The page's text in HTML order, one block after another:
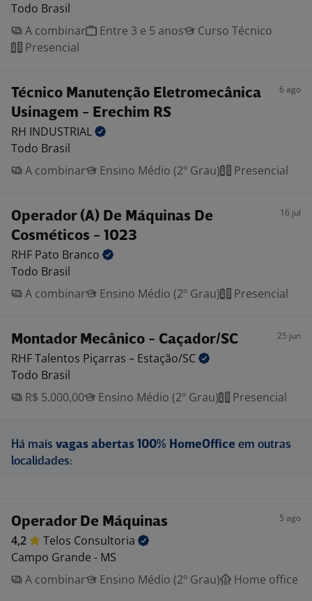
Todo Brasil
A combinar
Entre 3 e 5 anos
Curso Técnico
Presencial
Técnico Manutenção Eletromecânica
Usinagem - Erechim RS
6 ago
RH INDUSTRIAL
Todo Brasil
A combinar
Ensino Médio (2º Grau) Presencial
Operador (A) De Máquinas De
Cosméticos - 1023
16 jul
RHF Pato Branco
Todo Brasil
A combinar
Ensino Médio (2º Grau) Presencial
Montador Mecânico - Caçador/SC 25 jun
RHF Talentos Piçarras – Estação/SC
Todo Brasil
R$ 5.000,00
Ensino Médio (2º Grau) Presencial
Há mais vagas abertas 100% HomeOffice em outras
localidades:
Operador De Máquinas 5 ago
4,2 Telos Consultoria
Campo Grande - MS
A combinar
Ensino Médio (2º Grau) Home office